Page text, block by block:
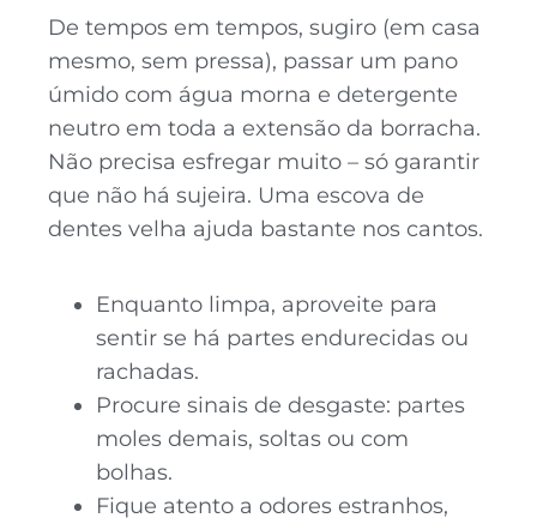
De tempos em tempos, sugiro (em casa
mesmo, sem pressa), passar um pano
úmido com água morna e detergente
neutro em toda a extensão da borracha.
Não precisa esfregar muito – só garantir
que não há sujeira. Uma escova de
dentes velha ajuda bastante nos cantos.
Enquanto limpa, aproveite para
sentir se há partes endurecidas ou
rachadas.
Procure sinais de desgaste: partes
moles demais, soltas ou com
bolhas.
Fique atento a odores estranhos,